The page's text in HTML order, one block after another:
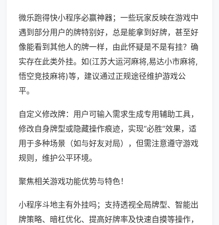
微乐跑得快小程序必赢神器；一些玩家反映在游戏中
遇到部分用户的牌特别好，总是能拿到好牌，甚至好
像能看到其他人的牌一样，由此怀疑是不是有挂？确
实存在此类外挂。如(江苏大运河麻将,易达小市麻将,
悟空竞技麻将)等，建议通过正规途径维护游戏公
平。
自定义修改牌：用户可输入需求生成专用辅助工具，
修改自身牌型或隐藏操作痕迹，实现“必胜”效果，适
用于多种场景（如与好友对局），但需注意遵守游戏
规则，维护公平环境。
聚焦相关游戏功能优势与特色！
小程序斗地主有外挂吗；支持透视全局牌型、智能出
牌策略、暗杠优化、提高好牌率及快速自摸等操作，